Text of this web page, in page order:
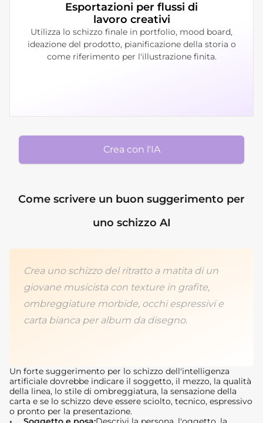
Esportazioni per flussi di
lavoro creativi
Utilizza lo schizzo finale in portfolio, mood board,
ideazione del prodotto, pianificazione della storia o
come riferimento per l'illustrazione finita.
Crea con l'IA
Come scrivere un buon suggerimento per
uno schizzo AI
Crea uno schizzo del ritratto a matita di un
giovane musicista con texture in grafite,
ombreggiature morbide, occhi espressivi e
carta bianca per album da disegno.
Un forte suggerimento per lo schizzo dell'intelligenza
artificiale dovrebbe indicare il soggetto, il mezzo, la qualità
della linea, lo stile di ombreggiatura, la sensazione della
carta e se lo schizzo deve essere sciolto, tecnico, espressivo
o pronto per la presentazione.